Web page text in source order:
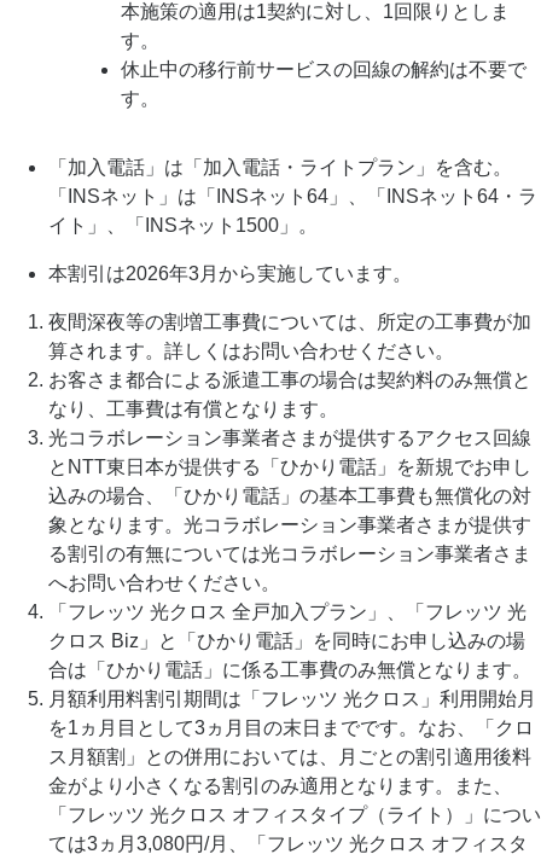
本施策の適用は1契約に対し、1回限りとしま
す。
休止中の移行前サービスの回線の解約は不要で
す。
「加入電話」は「加入電話・ライトプラン」を含む。
「INSネット」は「INSネット64」、「INSネット64・ラ
イト」、「INSネット1500」。
本割引は2026年3月から実施しています。
夜間深夜等の割増工事費については、所定の工事費が加
算されます。詳しくはお問い合わせください。
お客さま都合による派遣工事の場合は契約料のみ無償と
なり、工事費は有償となります。
光コラボレーション事業者さまが提供するアクセス回線
とNTT東日本が提供する「ひかり電話」を新規でお申し
込みの場合、「ひかり電話」の基本工事費も無償化の対
象となります。光コラボレーション事業者さまが提供す
る割引の有無については光コラボレーション事業者さま
へお問い合わせください。
「フレッツ 光クロス 全戸加入プラン」、「フレッツ 光
クロス Biz」と「ひかり電話」を同時にお申し込みの場
合は「ひかり電話」に係る工事費のみ無償となります。
月額利用料割引期間は「フレッツ 光クロス」利用開始月
を1ヵ月目として3ヵ月目の末日までです。なお、「クロ
ス月額割」との併用においては、月ごとの割引適用後料
金がより小さくなる割引のみ適用となります。また、
「フレッツ 光クロス オフィスタイプ（ライト）」につい
ては3ヵ月3,080円/月、「フレッツ 光クロス オフィスタ